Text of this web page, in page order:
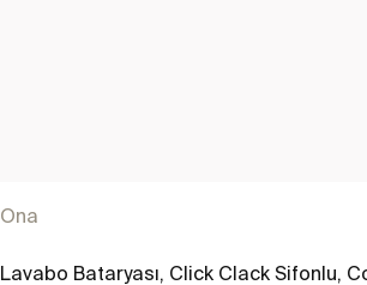
Ona
Lavabo Bataryası, Click Clack Sifonlu,